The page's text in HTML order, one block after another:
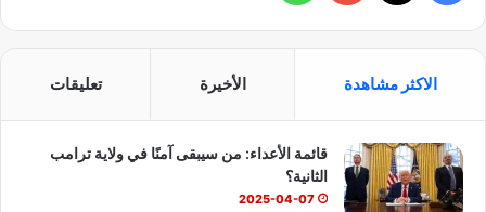
ي
و
ك
X
Y
T
u
ا
ا
ب
الاكثر مشاهدة الأخيرة تعليقات
قائمة الأعداء: من سيبقى آمنًا في ولاية ترامب
الثانية؟
2025-04-07